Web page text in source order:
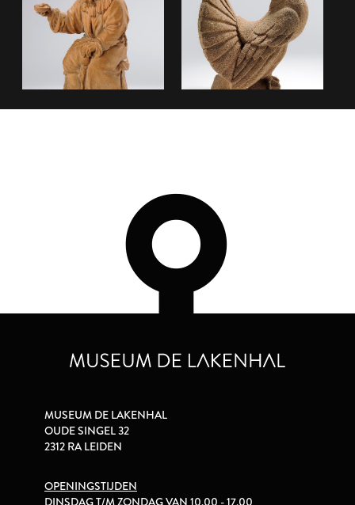
MUSEUM DE LAKENHAL
OUDE SINGEL 32
2312 RA LEIDEN
OPENINGSTIJDEN